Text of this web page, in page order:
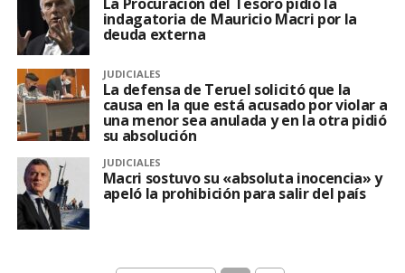
indagatoria de Mauricio Macri por la
deuda externa
JUDICIALES
La defensa de Teruel solicitó que la
causa en la que está acusado por violar a
una menor sea anulada y en la otra pidió
su absolución
JUDICIALES
Macri sostuvo su «absoluta inocencia» y
apeló la prohibición para salir del país